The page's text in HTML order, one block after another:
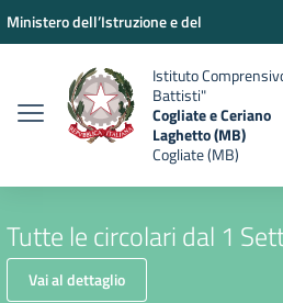
Vai ai contenuti
Vai al menu di navigazione
Vai al footer
Ministero dell’Istruzione e del
Istituto
Battisti"
Cogliate e Ceriano
Laghetto (MB)
Cogliate (MB)
Tutte le circolari dal 1
Vai al dettaglio